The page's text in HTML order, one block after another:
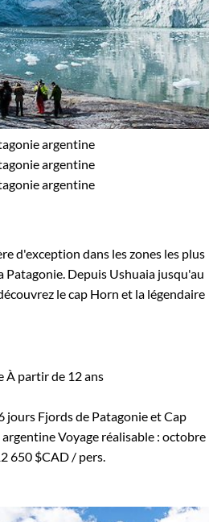
d'exception dans les zones les plus
Patagonie. Depuis Ushuaia jusqu'au
le cap Horn et la légendaire
À partir de 12 ans
jours Fjords de Patagonie et Cap
Voyage réalisable : octobre
650 $CAD / pers.